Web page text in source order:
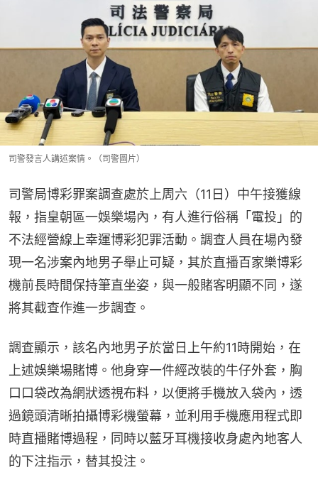
司警發言人講述案情。（司警圖片）
司警局博彩罪案調查處於上周六（11日）中午接獲線
報，指皇朝區一娛樂場內，有人進行俗稱「電投」的
不法經營線上幸運博彩犯罪活動。調查人員在場內發
現一名涉案內地男子舉止可疑，其於直播百家樂博彩
機前長時間保持筆直坐姿，與一般賭客明顯不同，遂
將其截查作進一步調查。
調查顯示，該名內地男子於當日上午約11時開始，在
上述娛樂場賭博。他身穿一件經改裝的牛仔外套，胸
口口袋改為網狀透視布料，以便將手機放入袋內，透
過鏡頭清晰拍攝博彩機螢幕，並利用手機應用程式即
時直播賭博過程，同時以藍牙耳機接收身處內地客人
的下注指示，替其投注。